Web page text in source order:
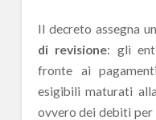
Il decreto assegna
di revisione: gli
fronte ai
esigibili maturati
ovvero dei debiti per